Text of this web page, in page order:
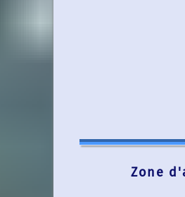
Zone d'action de